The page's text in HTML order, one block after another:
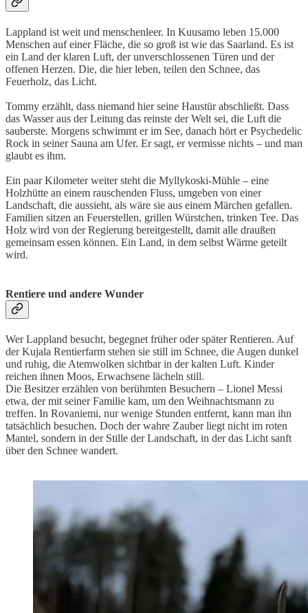
Lappland ist weit und menschenleer. In Kuusamo leben 15.000
Menschen auf einer Fläche, die so groß ist wie das Saarland. Es ist
ein Land der klaren Luft, der unverschlossenen Türen und der
offenen Herzen. Die, die hier leben, teilen den Schnee, das
Feuerholz, das Licht.
Tommy erzählt, dass niemand hier seine Haustür abschließt. Dass
das Wasser aus der Leitung das reinste der Welt sei, die Luft die
sauberste. Morgens schwimmt er im See, danach hört er Psychedelic
Rock in seiner Sauna am Ufer. Er sagt, er vermisse nichts – und man
glaubt es ihm.
Ein paar Kilometer weiter steht die Myllykoski-Mühle – eine
Holzhütte an einem rauschenden Fluss, umgeben von einer
Landschaft, die aussieht, als wäre sie aus einem Märchen gefallen.
Familien sitzen an Feuerstellen, grillen Würstchen, trinken Tee. Das
Holz wird von der Regierung bereitgestellt, damit alle draußen
gemeinsam essen können. Ein Land, in dem selbst Wärme geteilt
wird.
Rentiere und andere Wunder
Wer Lappland besucht, begegnet früher oder später Rentieren. Auf
der Kujala Rentierfarm stehen sie still im Schnee, die Augen dunkel
und ruhig, die Atemwolken sichtbar in der kalten Luft. Kinder
reichen ihnen Moos, Erwachsene lächeln still.
Die Besitzer erzählen von berühmten Besuchern – Lionel Messi
etwa, der mit seiner Familie kam, um den Weihnachtsmann zu
treffen. In Rovaniemi, nur wenige Stunden entfernt, kann man ihn
tatsächlich besuchen. Doch der wahre Zauber liegt nicht im roten
Mantel, sondern in der Stille der Landschaft, in der das Licht sanft
über den Schnee wandert.